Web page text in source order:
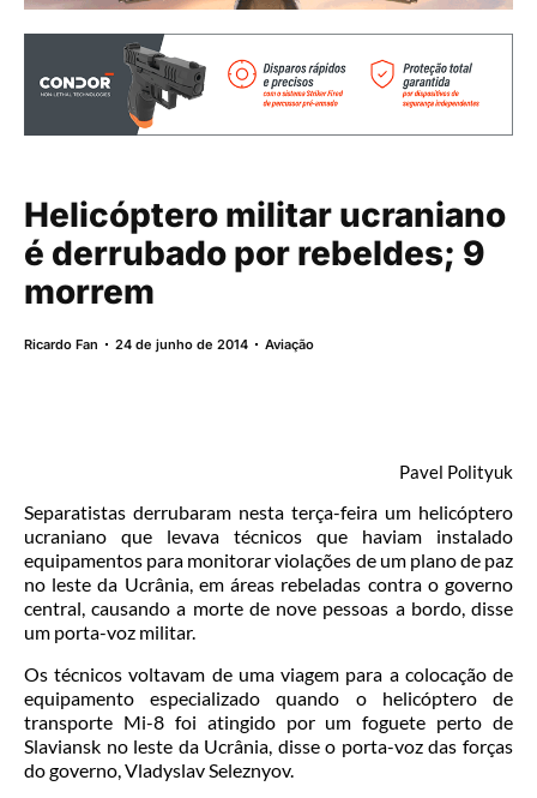
Helicóptero militar ucraniano
é derrubado por rebeldes; 9
morrem
Ricardo Fan 24 de junho de 2014 Aviação
Pavel Polityuk
Separatistas derrubaram nesta terça-feira um helicóptero
ucraniano que levava técnicos que haviam instalado
equipamentos para monitorar violações de um plano de paz
no leste da Ucrânia, em áreas rebeladas contra o governo
central, causando a morte de nove pessoas a bordo, disse
um porta-voz militar.
Os técnicos voltavam de uma viagem para a colocação de
equipamento especializado quando o helicóptero de
transporte Mi-8 foi atingido por um foguete perto de
Slaviansk no leste da Ucrânia, disse o porta-voz das forças
do governo, Vladyslav Seleznyov.